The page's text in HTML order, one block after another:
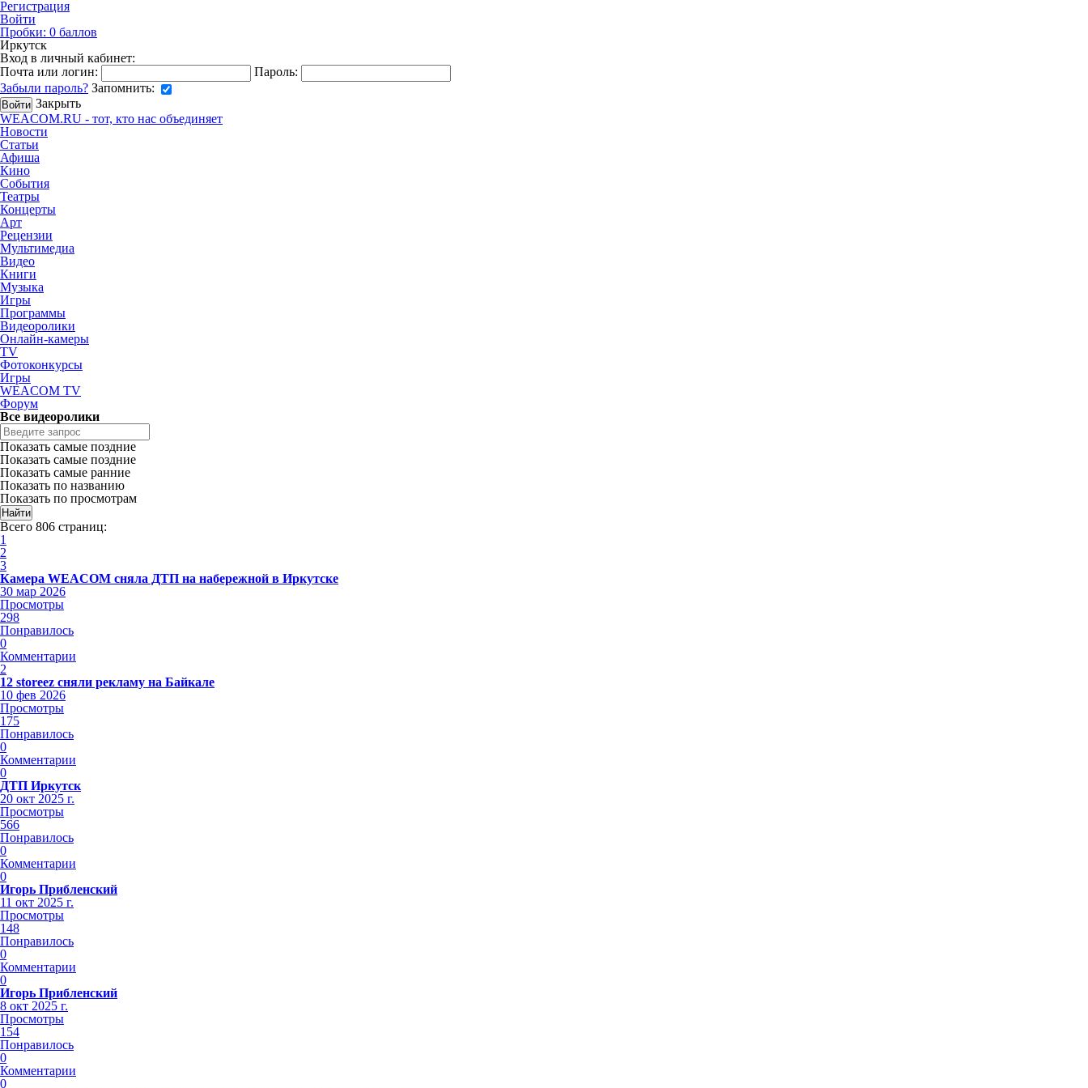
Регистрация
Войти
Пробки: 0 баллов
Иркутск
Вход в личный кабинет:
Почта или логин:
Пароль:
Забыли пароль? Запомнить:
Закрыть
WEACOM.RU - тот, кто нас объединяет
Новости
Статьи
Афиша
Кино
События
Театры
Концерты
Арт
Рецензии
Мультимедиа
Видео
Книги
Музыка
Игры
Программы
Видеоролики
Онлайн-камеры
TV
Фотоконкурсы
Игры
WEACOM TV
Форум
Все видеоролики
Показать самые поздние
Показать самые поздние
Показать самые ранние
Показать по названию
Показать по просмотрам
Всего 806 страниц:
1
2
3
Камера WEACOM сняла ДТП на набережной в Иркутске
30 мар 2026
Просмотры
298
Понравилось
0
Комментарии
2
12 storeez сняли рекламу на Байкале
10 фев 2026
Просмотры
175
Понравилось
0
Комментарии
0
ДТП Иркутск
20 окт 2025 г.
Просмотры
566
Понравилось
0
Комментарии
0
Игорь Прибленский
11 окт 2025 г.
Просмотры
148
Понравилось
0
Комментарии
0
Игорь Прибленский
8 окт 2025 г.
Просмотры
154
Понравилось
0
Комментарии
0